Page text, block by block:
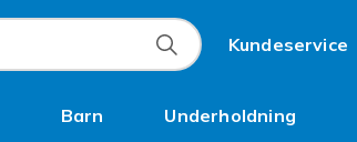
Kundeservice
Barn Underholdning